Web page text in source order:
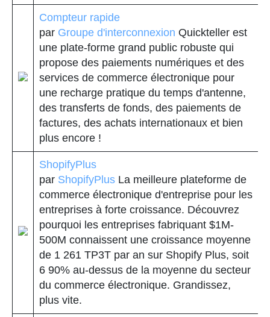
Compteur rapide
par Groupe d'interconnexion Quickteller est
une plate-forme grand public robuste qui
propose des paiements numériques et des
services de commerce électronique pour
une recharge pratique du temps d'antenne,
des transferts de fonds, des paiements de
factures, des achats internationaux et bien
plus encore !
ShopifyPlus
par ShopifyPlus La meilleure plateforme de
commerce électronique d'entreprise pour les
entreprises à forte croissance. Découvrez
pourquoi les entreprises fabriquant $1M-
500M connaissent une croissance moyenne
de 1 261 TP3T par an sur Shopify Plus, soit
6 90% au-dessus de la moyenne du secteur
du commerce électronique. Grandissez,
plus vite.